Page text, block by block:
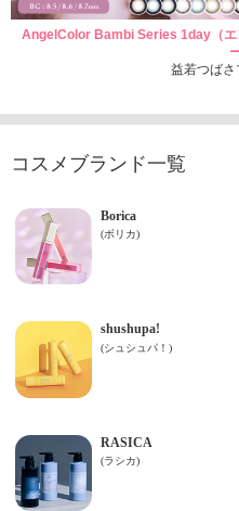
AngelColor Bambi Series 1day（エ
益若つばさ
コスメブランド一覧